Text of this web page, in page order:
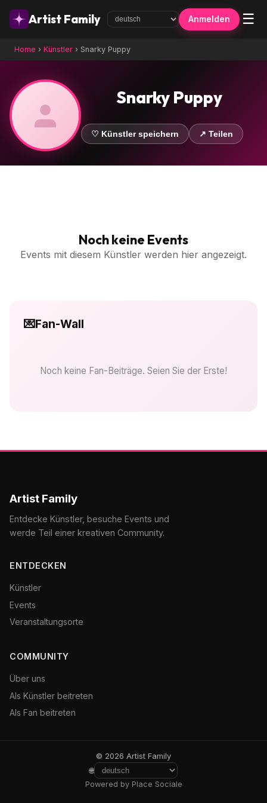
Artist Family Anmelden ☰
Home › Künstler › Snarky Puppy
Snarky Puppy
♡ Künstler speichern ↗ Teilen
Noch keine Events
Events mit diesem Künstler werden hier angezeigt.
💌Fan-Wall
Noch keine Fan-Beiträge. Seien Sie der Erste!
Artist Family
Entdecke Künstler, besuche Events und
werde Teil einer kreativen Community.
ENTDECKEN
Künstler
Events
Veranstaltungsorte
COMMUNITY
Über uns
Als Künstler beitreten
Als Fan beitreten
© 2026 Artist Family
🌐
Powered by Place Sociale